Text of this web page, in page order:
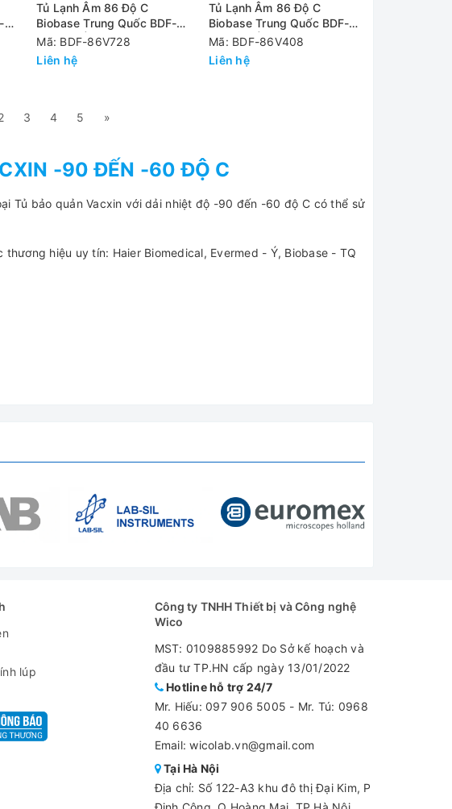
Tủ Lạnh Âm 86 Độ C
Biobase Trung Quốc BDF-
86V728 | 728 Lít
Mã: BDF-86V728
Liên hệ
Tủ Lạnh Âm 86 Độ C
Biobase Trung Quốc BDF-
86V408 | 408 Lít
Mã: BDF-86V408
Liên hệ
3 4 5 »
-90 ĐẾN -60 ĐỘ C
Tủ bảo quản Vacxin với dải nhiệt độ -90 đến -60 độ C có thể sử
hiệu uy tín: Haier Biomedical, Evermed - Ý, Biobase - TQ
lúp
Công ty TNHH Thiết bị và Công nghệ
Wico
MST: 0109885992 Do Sở kế hoạch và
đầu tư TP.HN cấp ngày 13/01/2022
Hotline hỗ trợ 24/7
Mr. Hiếu: 097 906 5005 - Mr. Tú: 0968
40 6636
Email: wicolab.vn@gmail.com
Tại Hà Nội
Địa chỉ: Số 122-A3 khu đô thị Đại Kim, P